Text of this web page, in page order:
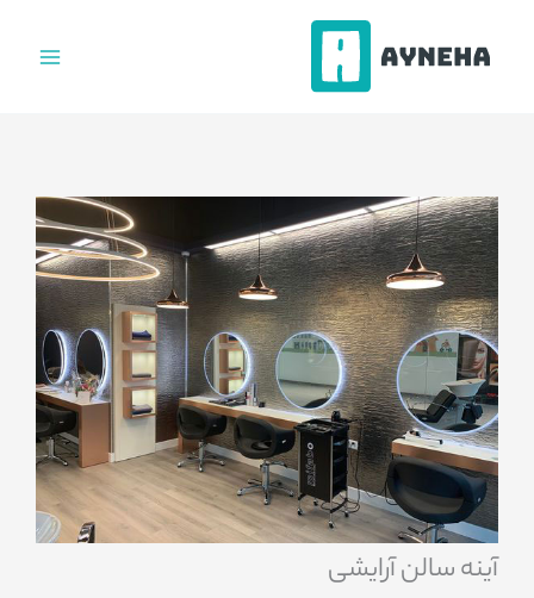
آینه سالن آرایشی